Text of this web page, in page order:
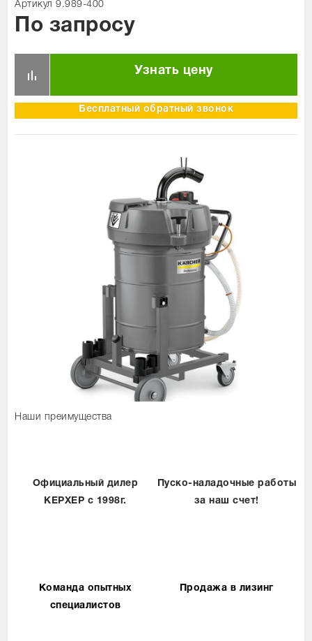
Артикул 9.989-400
По запросу
Узнать цену
Бесплатный обратный звонок
Наши преимущества
Официальный дилер
КЕРХЕР с 1998г.
Пуско-наладочные работы
за наш счет!
Команда опытных
специалистов
Продажа в лизинг